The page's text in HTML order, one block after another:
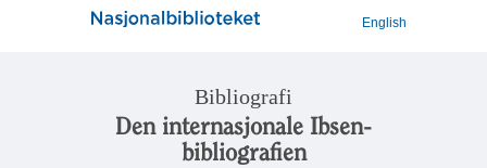
English
Bibliografi
Den internasjonale Ibsen-
bibliografien